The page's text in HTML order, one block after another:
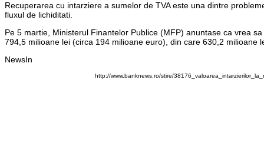
Recuperarea cu intarziere a sumelor de TVA este una dintre
fluxul de lichiditati.
Pe 5 martie, Ministerul Finantelor Publice (MFP) anuntase ca vrea
794,5 milioane lei (circa 194 milioane euro), din care 630,2
NewsIn
http://www.banknews.ro/stire/